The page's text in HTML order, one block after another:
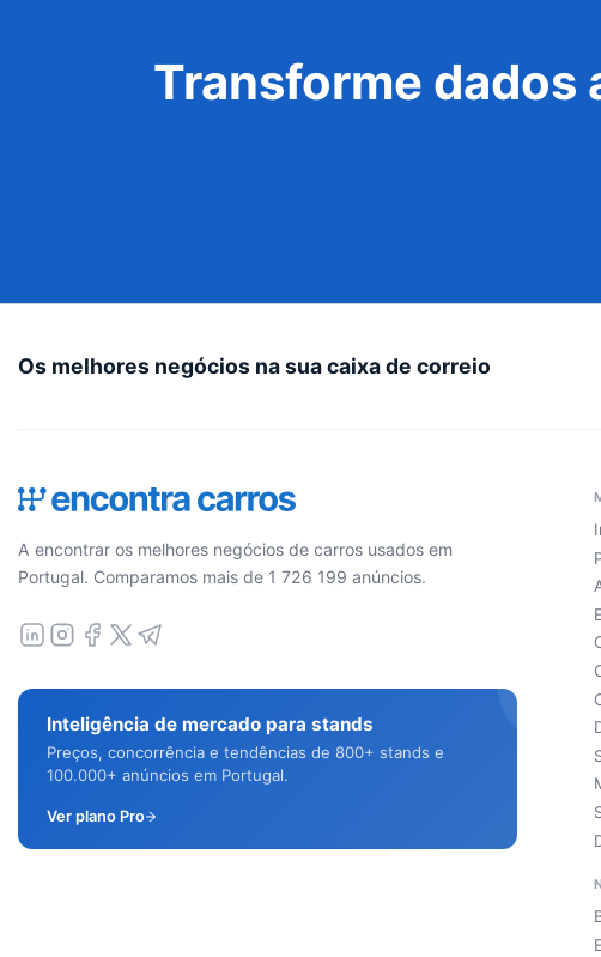
Transforme
Os melhores negócios na sua caixa de correio
A encontrar os melhores negócios de carros usados em
Portugal. Comparamos mais de 1 726 199 anúncios.
Inteligência de mercado para stands
Preços, concorrência e tendências de 800+ stands e
100.000+ anúncios em Portugal.
Ver plano Pro